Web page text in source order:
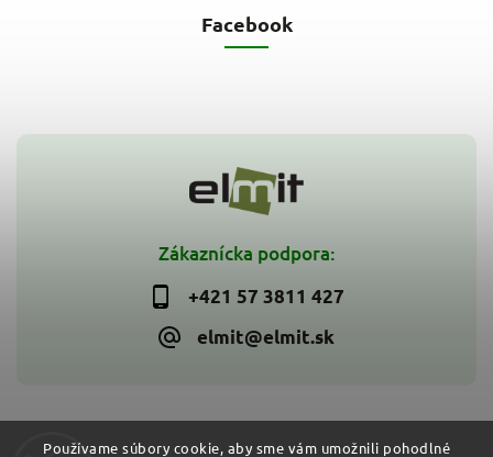
Používame súbory cookie, aby sme vám umožnili pohodlné
Zákaznícka podpora:
+421 57 3811 427
elmit@elmit.sk
Facebook